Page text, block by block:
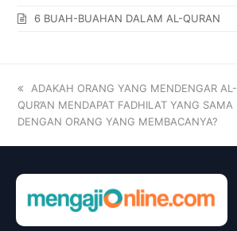
6 BUAH-BUAHAN DALAM AL-QURAN
ADAKAH ORANG YANG MENDENGAR AL-
QUR’AN MENDAPAT FADHILAT YANG SAMA
DENGAN ORANG YANG MEMBACANYA?